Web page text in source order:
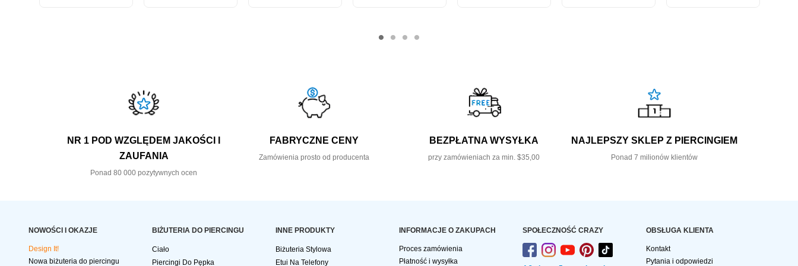
NR 1 POD WZGLĘDEM JAKOŚCI I
ZAUFANIA
Ponad 80 000 pozytywnych ocen
FABRYCZNE CENY
Zamówienia prosto od producenta
BEZPŁATNA WYSYŁKA
przy zamówieniach za min. $35,00
NAJLEPSZY SKLEP Z PIERCINGIEM
Ponad 7 milionów klientów
NOWOŚCI I OKAZJE
Design It!
Nowa biżuteria do piercingu
BIŻUTERIA DO PIERCINGU
Ciało
Piercingi Do Pępka
INNE PRODUKTY
Biżuteria Stylowa
Etui Na Telefony
INFORMACJE O ZAKUPACH
Proces zamówienia
Płatność i wysyłka
SPOŁECZNOŚĆ CRAZY OBSŁUGA KLIENTA
Kontakt
Pytania i odpowiedzi